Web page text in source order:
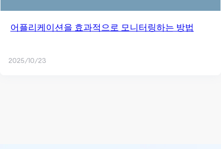
어플리케이션을 효과적으로 모니터링하는 방법
2025/10/23